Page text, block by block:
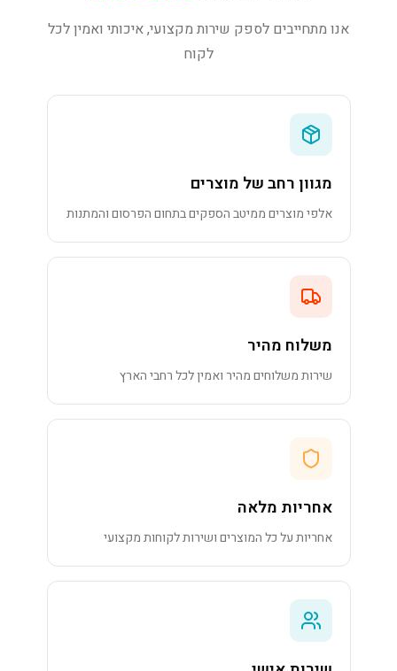
אנו מתחייבים לספק שירות מקצועי, איכותי ואמין לכל
לקוח
מגוון רחב של מוצרים
אלפי מוצרים ממיטב הספקים בתחום הפרסום והמתנות
משלוח מהיר
שירות משלוחים מהיר ואמין לכל רחבי הארץ
אחריות מלאה
אחריות על כל המוצרים ושירות לקוחות מקצועי